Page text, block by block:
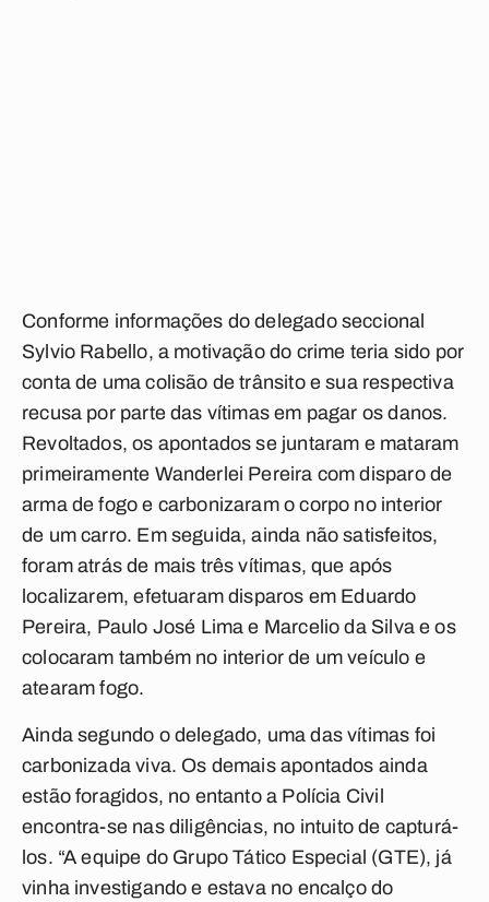
Conforme informações do delegado seccional
Sylvio Rabello, a motivação do crime teria sido por
conta de uma colisão de trânsito e sua respectiva
recusa por parte das vítimas em pagar os danos.
Revoltados, os apontados se juntaram e mataram
primeiramente Wanderlei Pereira com disparo de
arma de fogo e carbonizaram o corpo no interior
de um carro. Em seguida, ainda não satisfeitos,
foram atrás de mais três vítimas, que após
localizarem, efetuaram disparos em Eduardo
Pereira, Paulo José Lima e Marcelio da Silva e os
colocaram também no interior de um veículo e
atearam fogo.
Ainda segundo o delegado, uma das vítimas foi
carbonizada viva. Os demais apontados ainda
estão foragidos, no entanto a Polícia Civil
encontra-se nas diligências, no intuito de capturá-
los. “A equipe do Grupo Tático Especial (GTE), já
vinha investigando e estava no encalço do